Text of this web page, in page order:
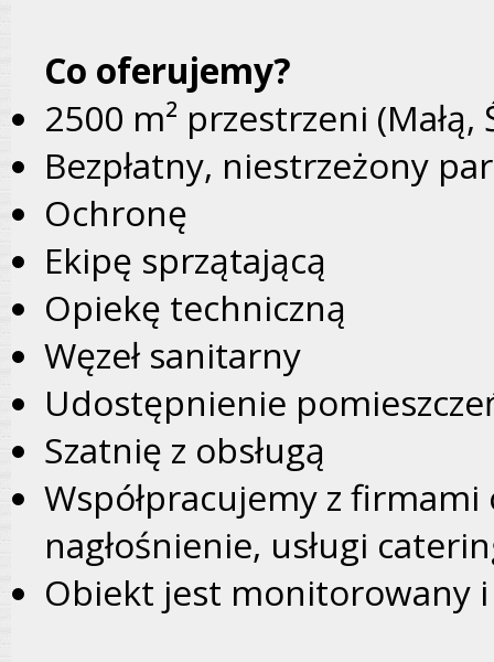
Co oferujemy?
2500 m² przestrzeni
Bezpłatny, niestrzeżony
Ochronę
Ekipę sprzątającą
Opiekę techniczną
Węzeł sanitarny
Udostępnienie
Szatnię z obsługą
Współpracujemy z
nagłośnienie, usługi
Obiekt jest monitorowany